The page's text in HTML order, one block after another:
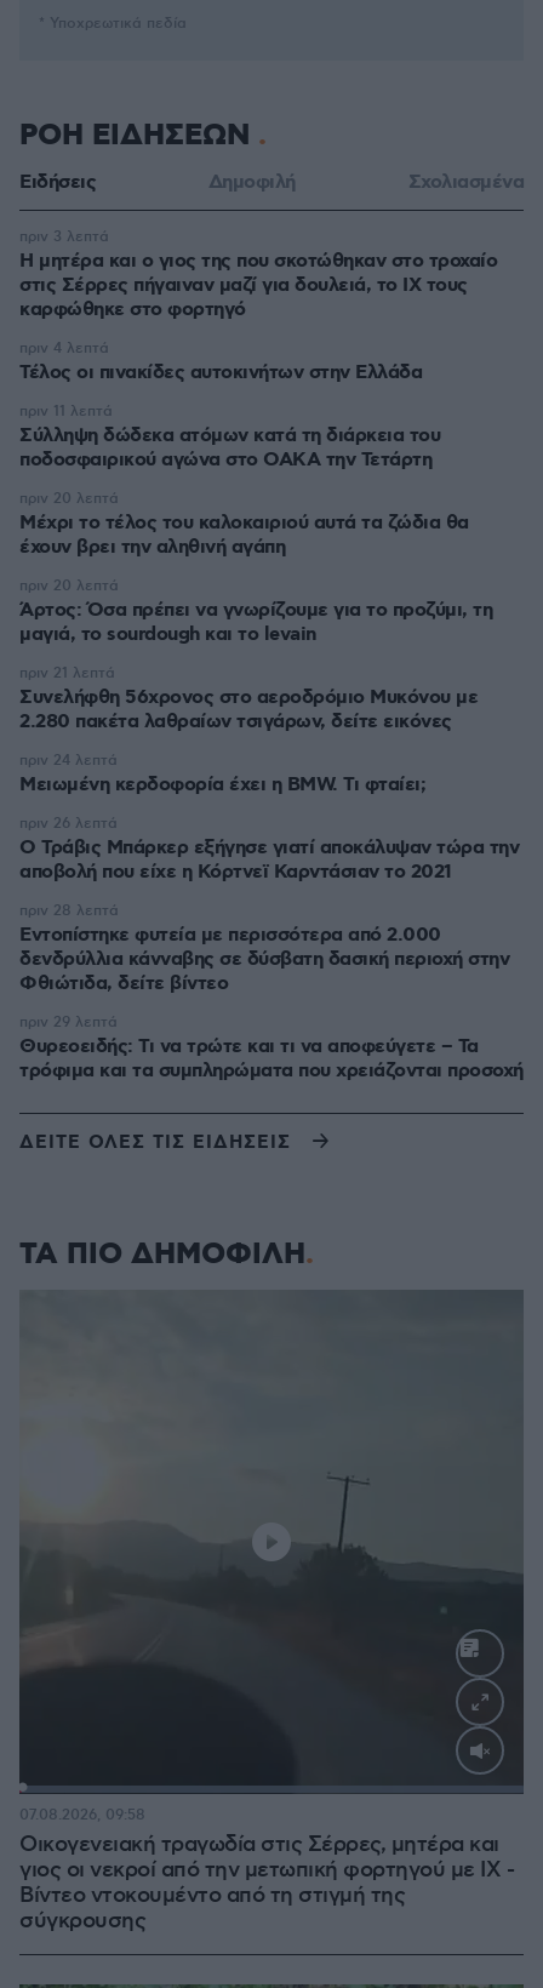
* Υποχρεωτικά πεδία
ΡΟΗ ΕΙΔΗΣΕΩΝ
Ειδήσεις Δημοφιλή Σχολιασμένα
Η μητέρα και ο γιος της που σκοτώθηκαν στο τροχαίο
στις Σέρρες πήγαιναν μαζί για δουλειά, το ΙΧ τους
καρφώθηκε στο φορτηγό
πριν 3 λεπτά
Τέλος οι πινακίδες αυτοκινήτων στην Ελλάδα
πριν 4 λεπτά
Σύλληψη δώδεκα ατόμων κατά τη διάρκεια του
ποδοσφαιρικού αγώνα στο ΟΑΚΑ την Τετάρτη
πριν 11 λεπτά
Μέχρι το τέλος του καλοκαιριού αυτά τα ζώδια θα
έχουν βρει την αληθινή αγάπη
πριν 20 λεπτά
Άρτος: Όσα πρέπει να γνωρίζουμε για το προζύμι, τη
μαγιά, το sourdough και το levain
πριν 20 λεπτά
Συνελήφθη 56χρονος στο αεροδρόμιο Μυκόνου με
2.280 πακέτα λαθραίων τσιγάρων, δείτε εικόνες
πριν 21 λεπτά
Μειωμένη κερδοφορία έχει η BMW. Τι φταίει;
πριν 24 λεπτά
O Τράβις Μπάρκερ εξήγησε γιατί αποκάλυψαν τώρα την
αποβολή που είχε η Κόρτνεϊ Καρντάσιαν το 2021
πριν 26 λεπτά
Εντοπίστηκε φυτεία με περισσότερα από 2.000
δενδρύλλια κάνναβης σε δύσβατη δασική περιοχή στην
Φθιώτιδα, δείτε βίντεο
πριν 28 λεπτά
Θυρεοειδής: Τι να τρώτε και τι να αποφεύγετε – Τα
τρόφιμα και τα συμπληρώματα που χρειάζονται προσοχή
πριν 29 λεπτά
ΔΕΙΤΕ ΟΛΕΣ ΤΙΣ ΕΙΔΗΣΕΙΣ
ΤΑ ΠΙΟ ΔΗΜΟΦΙΛΗ
Loaded:
Οικογενειακή τραγωδία στις Σέρρες, μητέρα και
γιος οι νεκροί από την μετωπική φορτηγού με ΙΧ -
Βίντεο ντοκουμέντο από τη στιγμή της
σύγκρουσης
07.08.2026, 09:58